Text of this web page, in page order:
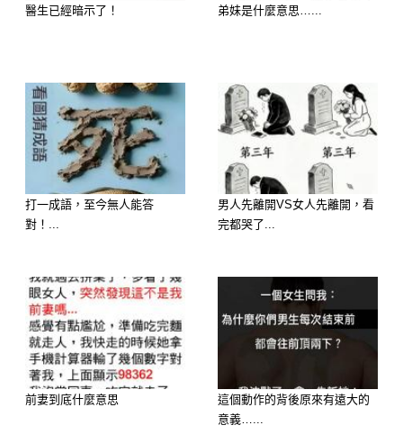
https://lihi3.cc/c5H8h
想知道財運狀況嗎？免費測驗
>>>>https://lihi.cc/Ozo8m
延伸閱讀———————
醫生已經暗示了！ 弟妹是什麼意思…...
打一成語，至今無人能答
對！...
男人先離開VS女人先離開，看
完都哭了...
前妻到底什麼意思
這個動作的背後原來有遠大的
意義…...